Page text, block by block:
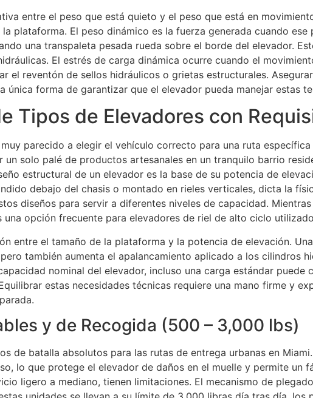
entre el peso que está quieto y el peso que está en
plataforma. El peso dinámico es la fuerza generada cuando
una transpaleta pesada rueda sobre el borde del elevador.
El estrés de carga dinámica ocurre cuando el
el reventón de sellos hidráulicos o grietas estructurales.
única forma de garantizar que el elevador pueda manejar estas
Tipos de Elevadores con
parecido a elegir el vehículo correcto para una ruta
un solo palé de productos artesanales en un tranquilo barrio
estructural de un elevador es la base de su potencia de
debajo del chasis o montado en rieles verticales, dicta la
diseños para servir a diferentes niveles de capacidad.
una opción frecuente para elevadores de riel de alto ciclo
entre el tamaño de la plataforma y la potencia de elevación.
también aumenta el apalancamiento aplicado a los cilindros
nominal del elevador, incluso una carga estándar
estas necesidades técnicas requiere una mano firme y
y de Recogida (500 – 3,000 lbs)
de batalla absolutos para las rutas de entrega urbanas en
lo que protege el elevador de daños en el muelle y permite un
ligero a mediano, tienen limitaciones. El mecanismo de